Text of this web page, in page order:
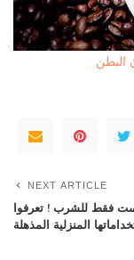
البطن
NEXT ARTICLE
فقط للشرب ! تعرفوا
المنزلية المذهلة